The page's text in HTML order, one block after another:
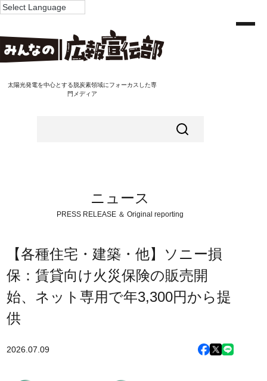
太陽光発電を中心とする脱炭素領域にフォーカスした専
門メディア
ニュース
PRESS RELEASE ＆ Original reporting
【各種住宅・建築・他】ソニー損
保：賃貸向け火災保険の販売開
始、ネット専用で年3,300円から提
供
2026.07.09